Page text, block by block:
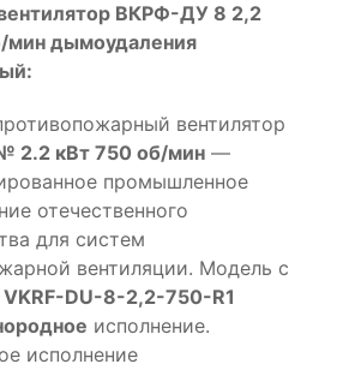
ВКРФ-ДУ 8 2,2
мин дымоудаления
вентилятор
2.2 кВт 750 об/мин —
промышленное
отечественного
для систем
вентиляции. Модель с
VKRF-DU-8-2,2-750-R1
исполнение.
исполнение